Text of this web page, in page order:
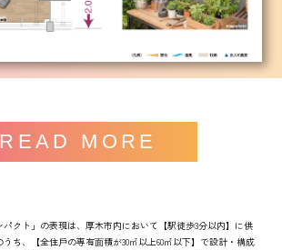
READ MORE
クト」の表現は、厚木市内において【駅徒歩3分以内】に供
ち、【全住⼾の専有⾯積が30㎡以上60㎡以下】で設計・構成